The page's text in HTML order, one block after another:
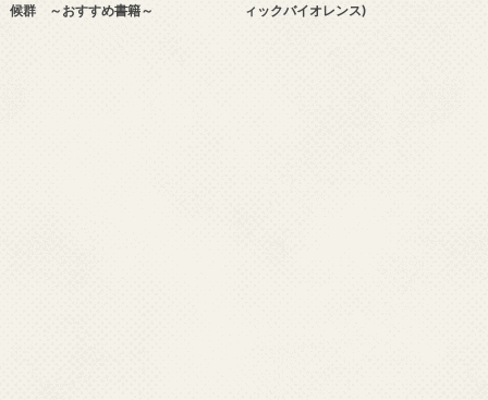
候群 ～おすすめ書籍～
ィックバイオレンス)